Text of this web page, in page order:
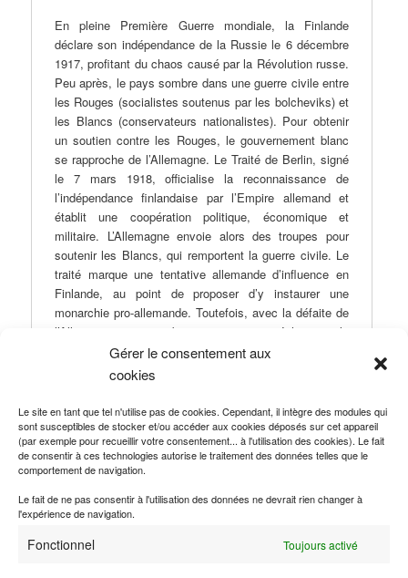
Gérer le consentement aux
cookies
Le site en tant que tel n'utilise pas de cookies. Cependant, il intègre des modules qui
sont susceptibles de stocker et/ou accéder aux cookies déposés sur cet appareil
(par exemple pour recueillir votre consentement... à l'utilisation des cookies). Le fait
de consentir à ces technologies autorise le traitement des données telles que le
comportement de navigation.
Le fait de ne pas consentir à l'utilisation des données ne devrait rien changer à
l'expérience de navigation.
Fonctionnel Toujours activé
En pleine Première Guerre mondiale, la Finlande
déclare son indépendance de la Russie le 6 décembre
1917, profitant du chaos causé par la Révolution russe.
Peu après, le pays sombre dans une guerre civile entre
les Rouges (socialistes soutenus par les bolcheviks) et
les Blancs (conservateurs nationalistes). Pour obtenir
un soutien contre les Rouges, le gouvernement blanc
se rapproche de l’Allemagne. Le Traité de Berlin, signé
le 7 mars 1918, officialise la reconnaissance de
l’indépendance finlandaise par l’Empire allemand et
établit une coopération politique, économique et
militaire. L’Allemagne envoie alors des troupes pour
soutenir les Blancs, qui remportent la guerre civile. Le
traité marque une tentative allemande d’influence en
Finlande, au point de proposer d’y instaurer une
monarchie pro-allemande. Toutefois, avec la défaite de
l’Allemagne en novembre 1918, ce projet échoue, et la
Finlande s’oriente finalement vers une république
indépendante. Ce traité, bien que de courte durée, a
l’indépendance finlandaise.
Ce contenu a été publié dansTraité de paix parRomain Le Boeuf
marqué avec1918-1942 : Traités postérieurs à la Première Guerre
permalien.